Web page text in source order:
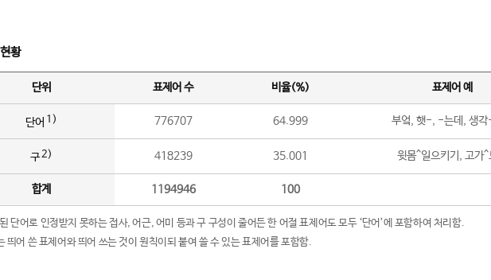
황
단위 표제어 수 비율(%) 표제어 예
단어 1) 776707 64.999 부엌, 햇-, -는데, 생각
구2) 418239 35.001 윗몸^일으키기, 고가^
합계 1194946 100
단어로 인정받지 못하는 접사, 어근, 어미 등과 구 구성이 줄어든 한 어절 표제어도 모두 ‘단어’에 포함하여 처리함.
띄어 쓴 표제어와 띄어 쓰는 것이 원칙이되 붙여 쓸 수 있는 표제어를 포함함.